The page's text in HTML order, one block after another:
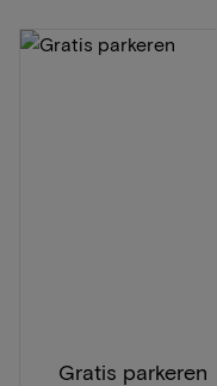
Gratis parkeren